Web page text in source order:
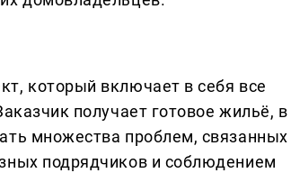
который включает в себя все
получает готовое жильё, в
множества проблем, связанных
подрядчиков и соблюдением